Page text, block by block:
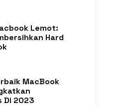
Lemot:
Hard
MacBook
Di 2023